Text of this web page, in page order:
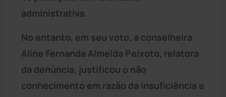
administrativa.
No entanto, em seu voto, a conselheira
Aline Fernanda Almeida Peixoto, relatora
da denúncia, justificou o não
conhecimento em razão da insuficiência e